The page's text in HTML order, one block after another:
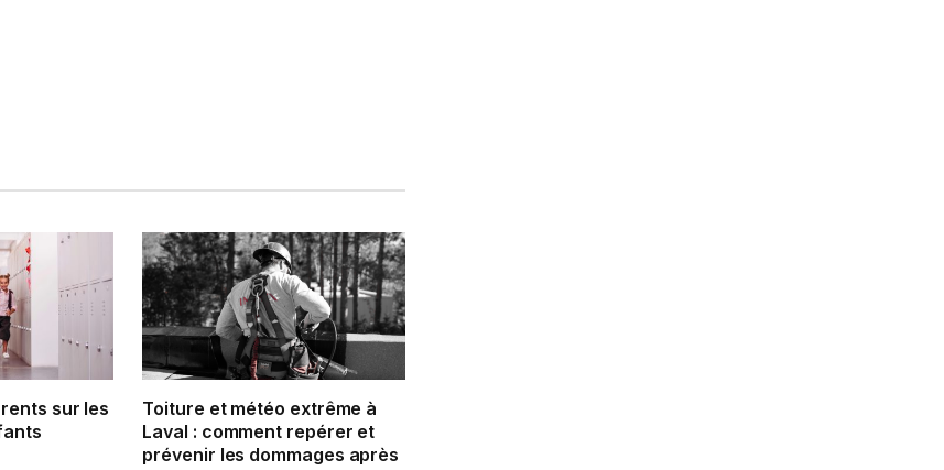
sur les
Toiture et météo extrême à
Laval : comment repérer et
prévenir les dommages après